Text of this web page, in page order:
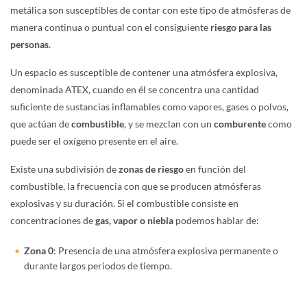
metálica son susceptibles de contar con este tipo de atmósferas de
manera continua o puntual con el consiguiente riesgo para las
personas.
Un espacio es susceptible de contener una atmósfera explosiva,
denominada ATEX, cuando en él se concentra una cantidad
suficiente de sustancias inflamables como vapores, gases o polvos,
que actúan decombustible, y se mezclan con un comburentecomo
puede ser el oxígeno presente en el aire.
Existe una subdivisión dezonas de riesgoen función del
combustible, la frecuencia con que se producen atmósferas
explosivas y su duración. Si el combustible consiste en
concentraciones degas, vapor o niebla podemos hablar de:
Zona 0: Presencia de una atmósfera explosiva permanente o
durante largos periodos de tiempo.